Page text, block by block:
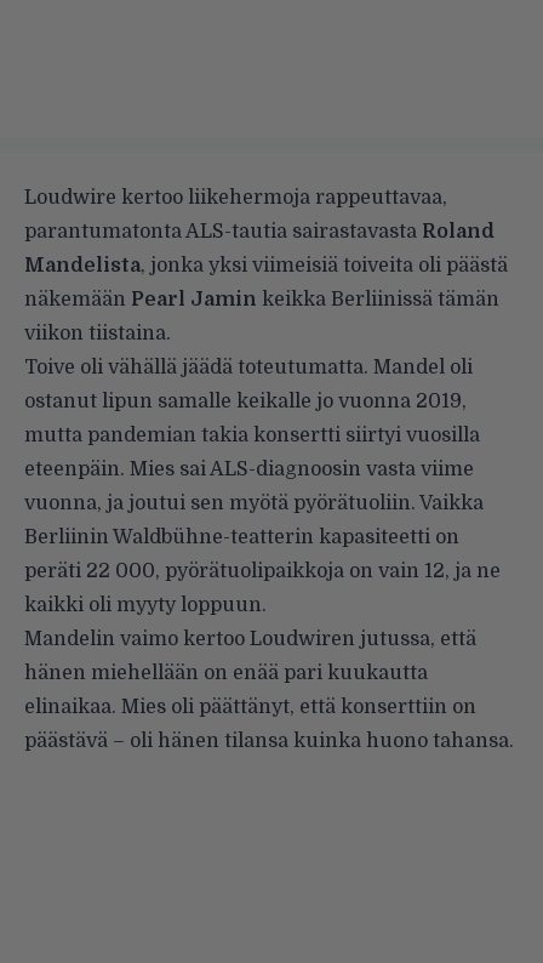
Loudwire kertoo liikehermoja rappeuttavaa,
parantumatonta ALS-tautia sairastavasta Roland
Mandelista, jonka yksi viimeisiä toiveita oli päästä
näkemään Pearl Jamin keikka Berliinissä tämän
viikon tiistaina.
Toive oli vähällä jäädä toteutumatta. Mandel oli
ostanut lipun samalle keikalle jo vuonna 2019,
mutta pandemian takia konsertti siirtyi vuosilla
eteenpäin. Mies sai ALS-diagnoosin vasta viime
vuonna, ja joutui sen myötä pyörätuoliin. Vaikka
Berliinin Waldbühne-teatterin kapasiteetti on
peräti 22 000, pyörätuolipaikkoja on vain 12, ja ne
kaikki oli myyty loppuun.
Mandelin vaimo kertoo Loudwiren jutussa, että
hänen miehellään on enää pari kuukautta
elinaikaa. Mies oli päättänyt, että konserttiin on
päästävä – oli hänen tilansa kuinka huono tahansa.